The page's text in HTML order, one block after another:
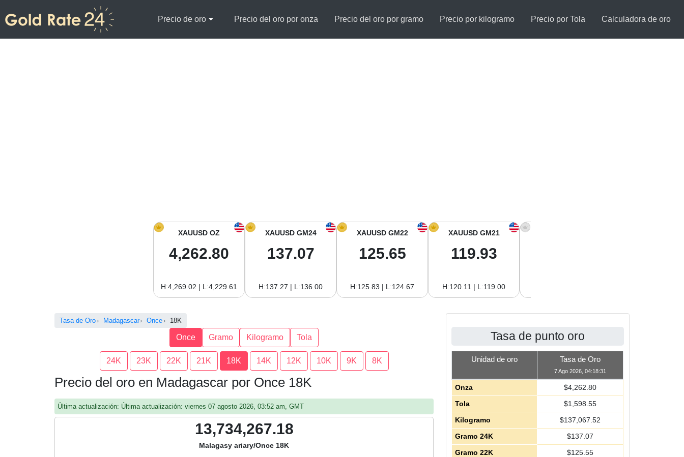
Precio de oro Precio del oro por onza Precio del oro por gramo Precio por kilogramo Precio por Tola Calculadora de oro
XAUUSD OZ
4,262.80
H:4,269.02 | L:4,229.61
XAUUSD GM24
137.07
H:137.27 | L:136.00
XAUUSD GM22
125.65
H:125.83 | L:124.67
XAUUSD GM21
119.93
H:120.11 | L:119.00
Tasa de Oro Madagascar Once 18K
Once Gramo Kilogramo Tola
24K 23K 22K 21K 18K 14K 12K 10K 9K 8K
Precio del oro en Madagascar por Once 18K
Última actualización: Última actualización: viernes 07 agosto 2026, 03:52 am, GMT
13,734,267.18
Malagasy ariary/Once 18K
Tasa de punto oro
Unidad de oro Tasa de Oro
7 Ago 2026, 04:18:31
Onza $4,262.80
Tola
$1,598.55
Kilogramo
$137,067.52
Gramo 24K
$137.07
Gramo 22K
$125.55